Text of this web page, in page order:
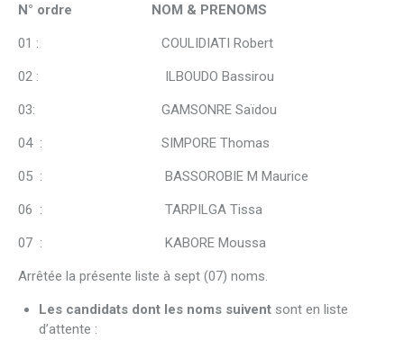
N° ordre NOM & PRENOMS
01 : COULIDIATI Robert
02 : ILBOUDO Bassirou
03: GAMSONRE Saïdou
04 : SIMPORE Thomas
05 : BASSOROBIE M Maurice
06 : TARPILGA Tissa
07 : KABORE Moussa
Arrêtée la présente liste à sept (07) noms.
Les candidats dont les noms suiventsont en liste
d’attente :